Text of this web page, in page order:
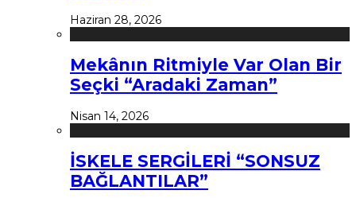
Haziran 28, 2026
Mekânın Ritmiyle Var Olan Bir
Seçki “Aradaki Zaman”
Nisan 14, 2026
İSKELE SERGİLERİ “SONSUZ
BAĞLANTILAR”